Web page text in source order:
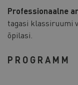
Professionaalne
tagasi klassiruumi
õpilasi.
PROGRAMM